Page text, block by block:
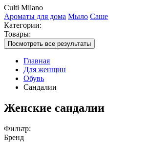
Culti Milano
Ароматы для дома Мыло Саше
Категории:
Товары:
Посмотреть все результаты
Главная
Для женщин
Обувь
Сандалии
Женские сандалии
Фильтр:
Бренд